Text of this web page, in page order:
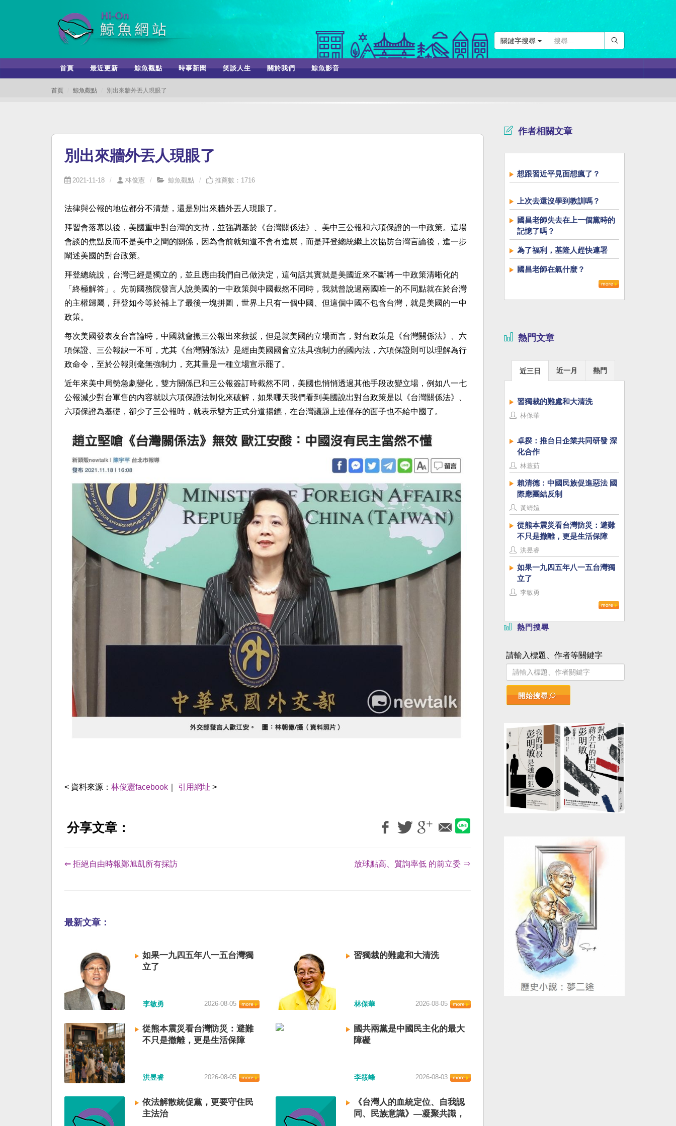
關鍵字搜尋
首頁 最近更新 鯨魚觀點 時事新聞 笑談人生 關於我們 鯨魚影音
首頁 鯨魚觀點 別出來牆外丟人現眼了
別出來牆外丟人現眼了
2021-11-18 林俊憲 鯨魚觀點 推薦數：1716
法律與公報的地位都分不清楚，還是別出來牆外丟人現眼了。
拜習會落幕以後，美國重申對台灣的支持，並強調基於《台灣關係法》、美中三公報和六項保證的一中政策。這場
會談的焦點反而不是美中之間的關係，因為會前就知道不會有進展，而是拜登總統繼上次協防台灣言論後，進一步
闡述美國的對台政策。
拜登總統說，台灣已經是獨立的，並且應由我們自己做決定，這句話其實就是美國近來不斷將一中政策清晰化的
「終極解答」。先前國務院發言人說美國的一中政策與中國截然不同時，我就曾說過兩國唯一的不同點就在於台灣
的主權歸屬，拜登如今等於補上了最後一塊拼圖，世界上只有一個中國、但這個中國不包含台灣，就是美國的一中
政策。
每次美國發表友台言論時，中國就會搬三公報出來救援，但是就美國的立場而言，對台政策是《台灣關係法》、六
項保證、三公報缺一不可，尤其《台灣關係法》是經由美國國會立法具強制力的國內法，六項保證則可以理解為行
政命令，至於公報則毫無強制力，充其量是一種立場宣示罷了。
近年來美中局勢急劇變化，雙方關係已和三公報簽訂時截然不同，美國也悄悄透過其他手段改變立場，例如八一七
公報減少對台軍售的內容就以六項保證法制化來破解，如果哪天我們看到美國說出對台政策是以《台灣關係法》、
六項保證為基礎，卻少了三公報時，就表示雙方正式分道揚鑣，在台灣議題上連僅存的面子也不給中國了。
< 資料來源： 林俊憲facebook 引用網址 >
分享文章：
⇐ 拒絕自由時報鄭旭凱所有採訪 放球點高、質詢率低 的前立委 ⇒
最新文章：
如果一九四五年八一五台灣獨
立了
李敏勇 2026-08-05
習獨裁的難處和大清洗
林保華 2026-08-05
從熊本震災看台灣防災：避難
不只是撤離，更是生活保障
洪昱睿 2026-08-05
國共兩黨是中國民主化的最大
障礙
李筱峰 2026-08-03
依法解散統促黨，更要守住民
主法治
《台灣人的血統定位、自我認
同、民族意識》—凝聚共識，
作者相關文章
想跟習近平見面想瘋了？
上次去還沒學到教訓嗎？
國昌老師失去在上一個黨時的
記憶了嗎？
為了福利，基隆人趕快連署
國昌老師在氣什麼？
熱門文章
近三日 近一月 熱門
習獨裁的難處和大清洗
林保華
卓揆：推台日企業共同研發 深
化合作
林薏茹
賴清德：中國民族促進惡法 國
際應團結反制
黃靖媗
從熊本震災看台灣防災：避難
不只是撤離，更是生活保障
洪昱睿
如果一九四五年八一五台灣獨
立了
李敏勇
熱門搜尋
請輸入標題、作者等關鍵字
開始搜尋